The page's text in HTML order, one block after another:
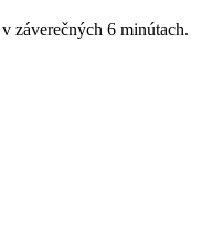
záverečných 6 minútach.